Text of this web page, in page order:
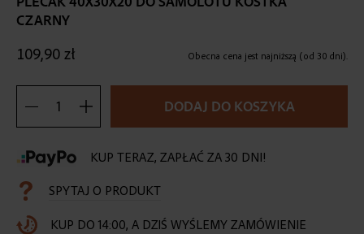
beginning
gallery
CZARNY
Obecna cena jest najniższą (od 30 dni).
109,90 zł
DODAJ DO KOSZYKA
KUP TERAZ, ZAPŁAĆ ZA 30 DNI!
SPYTAJ O PRODUKT
KUP DO 14:00, A DZIŚ WYŚLEMY ZAMÓWIENIE